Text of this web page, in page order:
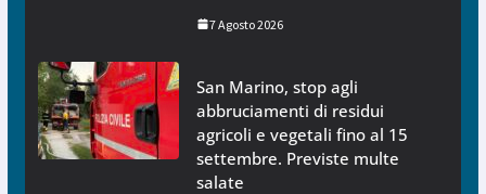
7 Agosto 2026
San Marino, stop agli
abbruciamenti di residui
agricoli e vegetali fino al 15
settembre. Previste multe
salate